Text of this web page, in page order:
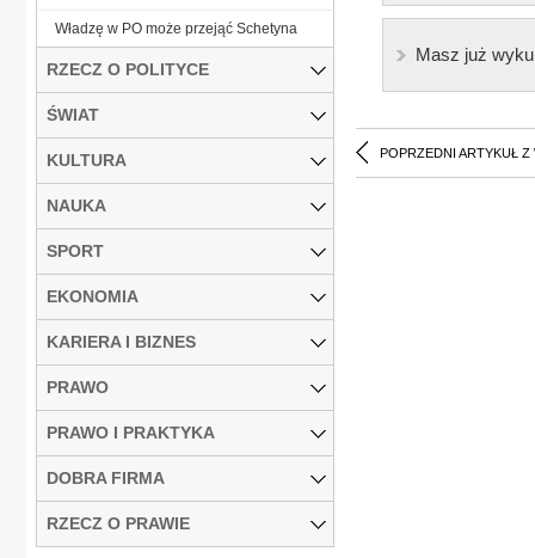
Masz już
POPRZEDNI ARTYKUŁ Z
Władzę w PO może przejąć Schetyna
RZECZ O POLITYCE
ŚWIAT
KULTURA
NAUKA
SPORT
EKONOMIA
KARIERA I BIZNES
PRAWO
PRAWO I PRAKTYKA
DOBRA FIRMA
RZECZ O PRAWIE